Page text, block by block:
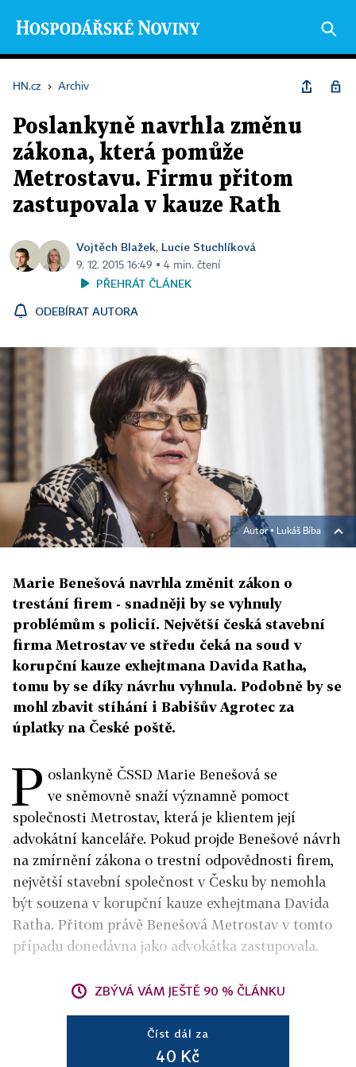
HN.cz › Archiv
Poslankyně navrhla změnu
zákona, která pomůže
Metrostavu. Firmu přitom
zastupovala v kauze Rath
Vojtěch Blažek, Lucie Stuchlíková
9. 12. 2015 16:49 ▪ 4 min. čtení
PŘEHRÁT ČLÁNEK
ODEBÍRAT AUTORA
Autor ▪ Lukáš Bíba
Marie Benešová navrhla změnit zákon o
trestání firem - snadněji by se vyhnuly
problémům s policií. Největší česká stavební
firma Metrostav ve středu čeká na soud v
korupční kauze exhejtmana Davida Ratha,
tomu by se díky návrhu vyhnula. Podobně by se
mohl zbavit stíhání i Babišův Agrotec za
úplatky na České poště.
P oslankyně ČSSD Marie Benešová se
ve sněmovně snaží významně pomoct
společnosti Metrostav, která je klientem její
advokátní kanceláře. Pokud projde Benešové návrh
na zmírnění zákona o trestní odpovědnosti firem,
největší stavební společnost v Česku by nemohla
být souzena v korupční kauze exhejtmana Davida
Ratha. Přitom právě Benešová Metrostav v tomto
případu donedávna jako advokátka zastupovala.
ZBÝVÁ VÁM JEŠTĚ 90 % ČLÁNKU
Číst dál za
40 Kč